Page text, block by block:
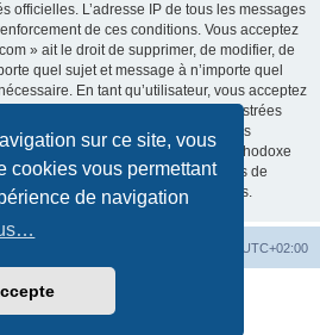
sur ce site, vous
cookies vous permettant
de navigation
officielles. L’adresse IP de tous les messages
de ces conditions. Vous acceptez
» ait le droit de supprimer, de modifier, de
quel sujet et message à n’importe quel
En tant qu’utilisateur, vous acceptez
vous avez renseignées soient enregistrées
que ces informations ne seront pas
votre consentement, ni « forum - orthodoxe
tenus comme responsables en cas de
visant à compromettre vos données.
UTC+02:00
® Forum Software © phpBB Limited
©